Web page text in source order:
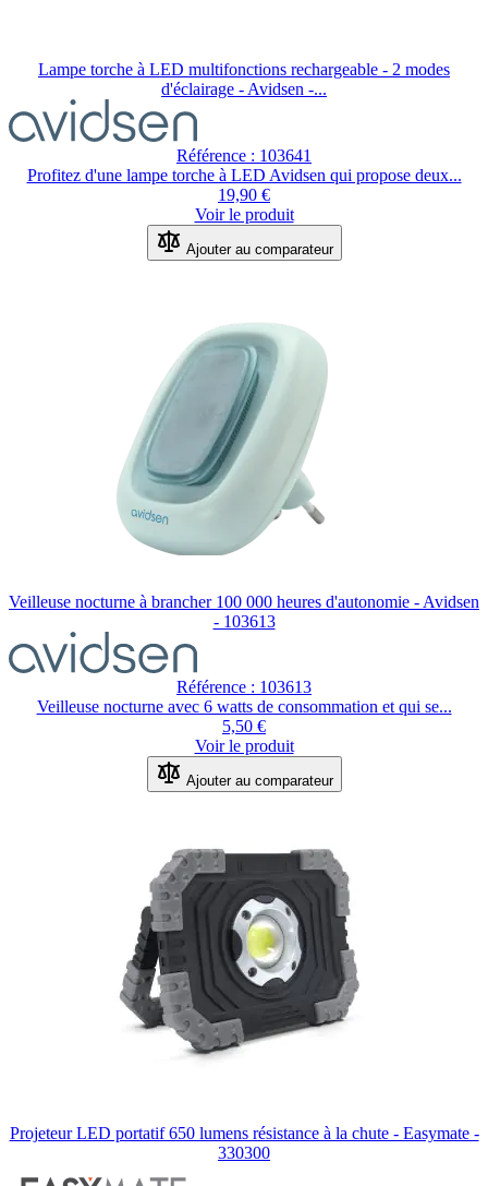
Lampe torche à LED multifonctions rechargeable - 2 modes
d'éclairage - Avidsen -...
Référence : 103641
Profitez d'une lampe torche à LED Avidsen qui propose deux...
19,90 €
Voir le produit
Ajouter au comparateur
Veilleuse nocturne à brancher 100 000 heures d'autonomie - Avidsen
- 103613
Référence : 103613
Veilleuse nocturne avec 6 watts de consommation et qui se...
5,50 €
Voir le produit
Ajouter au comparateur
Projeteur LED portatif 650 lumens résistance à la chute - Easymate -
330300